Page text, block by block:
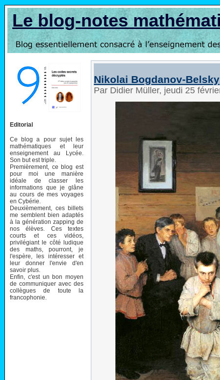
Le blog-notes
Editorial
Ce blog a pour sujet les
mathématiques et leur
enseignement au Lycée.
Son but est triple.
Premièrement, ce blog est
pour moi une manière
idéale de classer les
informations que je glâne
au cours de mes voyages
en Cybérie.
Deuxièmement, ces billets
me semblent bien adaptés
à la génération zapping de
nos élèves. Ces textes
courts et ces vidéos,
privilégiant le côté ludique
des maths, pourront, je
l'espère, les intéresser et
leur donner l'envie d'en
savoir plus.
Enfin, c'est un bon moyen
de communiquer avec des
collègues de toute la
francophonie.
Nikolai Bogdanov-Belsky
Par Didier Müller, jeudi 25